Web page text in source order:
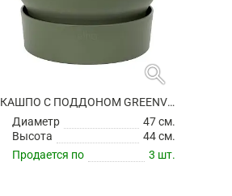
search
КАШПО С ПОДДОНОМ GREENVILLE ROUND LEAF GREEN
Диаметр
47 см.
Высота
44 см.
Продается по
3 шт.